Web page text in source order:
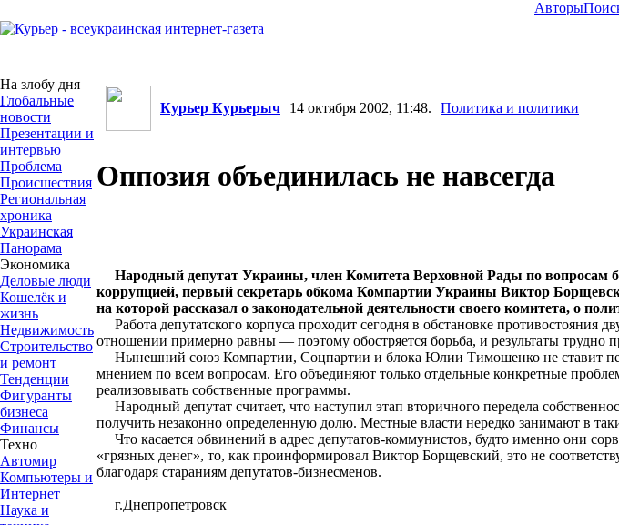
Авторы
На злобу дня
Глобальные
новости
Презентации и
интервью
Проблема
Происшествия
Региональная
хроника
Украинская
Панорама
Экономика
Деловые люди
Кошелёк и
жизнь
Недвижимость
Строительство
и ремонт
Тенденции
Фигуранты
бизнеса
Финансы
Техно
Автомир
Компьютеры и
Интернет
Наука и
Курьер Курьерыч 14 октября 2002, 11:48. Политика и политики
Оппозия объединилась не навсегда
Народный депутат Украины, член Комитета Верховной Рады по вопросам
коррупцией, первый секретарь обкома Компартии Украины Виктор
на которой рассказал о законодательной деятельности своего комитета, о
Работа депутатского корпуса проходит сегодня в обстановке противостояния
отношении примерно равны — поэтому обостряется борьба, и результаты трудно
Нынешний союз Компартии, Соцпартии и блока Юлии Тимошенко не ставит
мнением по всем вопросам. Его объединяют только отдельные конкретные
реализовывать собственные программы.
Народный депутат считает, что наступил этап вторичного передела
получить незаконно определенную долю. Местные власти нередко занимают в
Что касается обвинений в адрес депутатов-коммунистов, будто именно они
«грязных денег», то, как проинформировал Виктор Борщевский, это не
благодаря стараниям депутатов-бизнесменов.
г.Днепропетровск